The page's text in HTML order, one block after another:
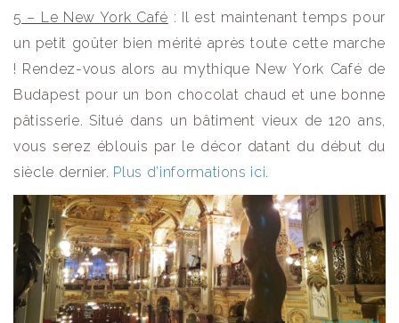
5 – Le New York Café : Il est maintenant temps pour
un petit goûter bien mérité après toute cette marche
! Rendez-vous alors au mythique New York Café de
Budapest pour un bon chocolat chaud et une bonne
pâtisserie. Situé dans un bâtiment vieux de 120 ans,
vous serez éblouis par le décor datant du début du
siècle dernier. Plus d’informations ici.